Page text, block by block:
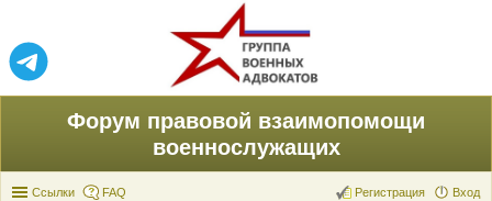
Форум правовой взаимопомощи
военнослужащих
Ссылки FAQ Вход
Регистрация